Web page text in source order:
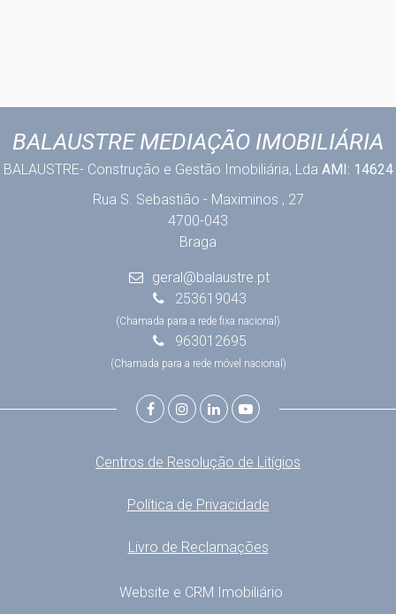
BALAUSTRE MEDIAÇÃO IMOBILIÁRIA
BALAUSTRE- Construção e Gestão Imobiliária, Lda AMI: 14624
Rua S. Sebastião - Maximinos , 27
4700-043
Braga
geral@balaustre.pt
253619043
(Chamada para a rede fixa nacional)
963012695
(Chamada para a rede móvel nacional)
Centros de Resolução de Litígios
Política de Privacidade
Livro de Reclamações
Website e CRM Imobiliário